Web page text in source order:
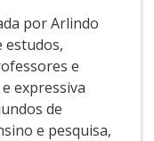
por Arlindo
estudos,
e
expressiva
de
e pesquisa,